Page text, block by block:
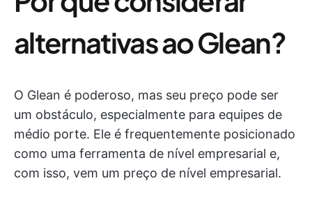
alternativas ao Glean?
O Glean é poderoso, mas seu preço pode ser
um obstáculo, especialmente para equipes de
médio porte. Ele é frequentemente posicionado
como uma ferramenta de nível empresarial e,
com isso, vem um preço de nível empresarial.